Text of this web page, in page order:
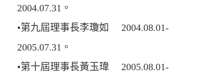
2004.07.31。
•第九屆理事長李瓊如 2004.08.01-
2005.07.31。
•第十屆理事長黃玉瑋 2005.08.01-